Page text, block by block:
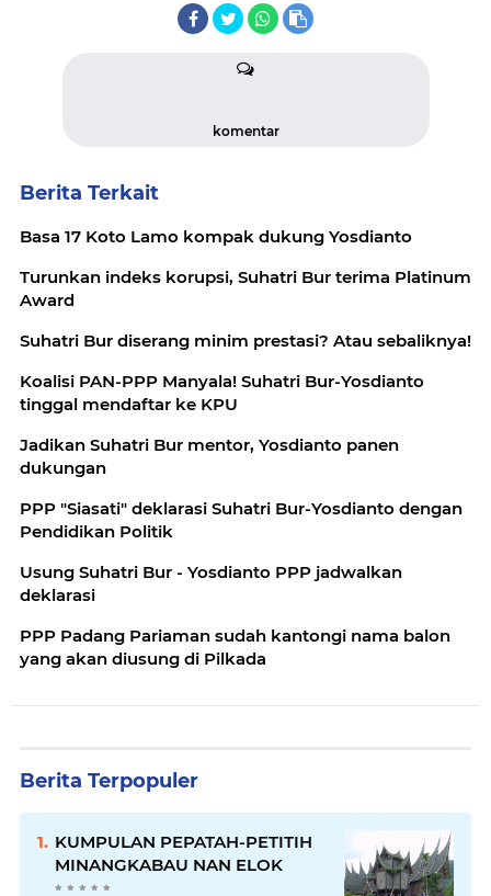
komentar
Berita Terkait
Basa 17 Koto Lamo kompak dukung Yosdianto
Turunkan indeks korupsi, Suhatri Bur terima Platinum
Award
Suhatri Bur diserang minim prestasi? Atau sebaliknya!
Koalisi PAN-PPP Manyala! Suhatri Bur-Yosdianto
tinggal mendaftar ke KPU
Jadikan Suhatri Bur mentor, Yosdianto panen
dukungan
PPP "Siasati" deklarasi Suhatri Bur-Yosdianto dengan
Pendidikan Politik
Usung Suhatri Bur - Yosdianto PPP jadwalkan
deklarasi
PPP Padang Pariaman sudah kantongi nama balon
yang akan diusung di Pilkada
Berita Terpopuler
KUMPULAN PEPATAH-PETITIH
MINANGKABAU NAN ELOK